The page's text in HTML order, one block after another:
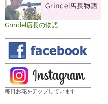
Grindel店長の物語
毎日お花をアップしています